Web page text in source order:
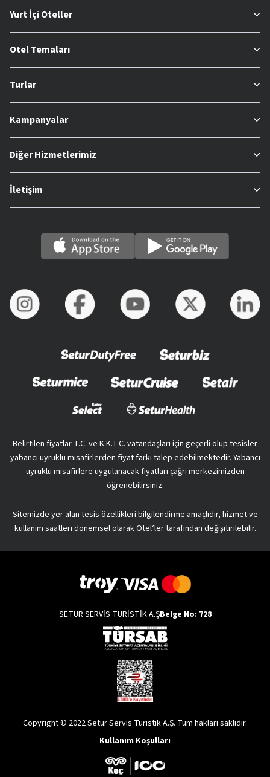
Yurt İçi Oteller
Otel Temaları
Turlar
Kampanyalar
Diğer Hizmetlerimiz
İletişim
Belirtilen fiyatlar T.C. ve K.K.T.C. vatandaşları için geçerli olup tesisler
yabancı uyruklu misafirlerden fiyat farkı talep edebilmektedir. Yabancı
uyruklu misafirlere uygulanacak fiyatları çağrı merkezimizden
öğrenebilirsiniz.
Sitemizde yer alan tesis özellikleri bilgilendirme amaçlıdır, hizmet ve
kullanım saatleri dönemsel olarak Otel’ler tarafından değişitirilebilir.
SETUR SERVİS TURİSTİK A.ŞBelge No: 728
Copyright © 2022 Setur Servis Turistik A.Ş. Tüm hakları saklıdır.
Kullanım Koşulları